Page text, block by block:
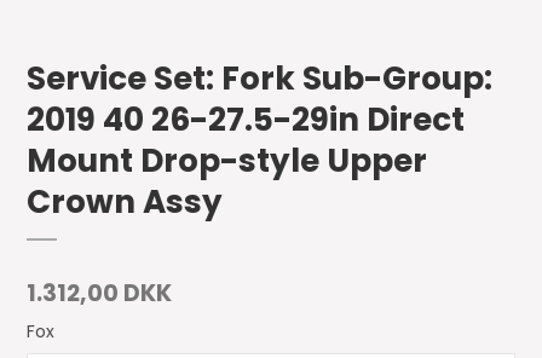
Service Set: Fork Sub-Group:
2019 40 26-27.5-29in Direct
Mount Drop-style Upper
Crown Assy
1.312,00 DKK
Fox